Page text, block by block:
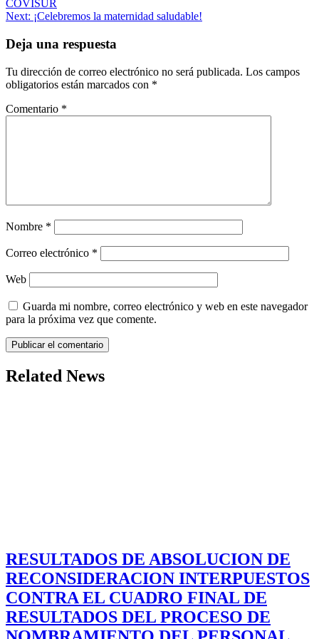
de
COVISUR
Next: ¡Celebremos la maternidad saludable!
Deja una respuesta
Tu dirección de correo electrónico no será publicada. Los campos
obligatorios están marcados con *
Comentario *
Nombre *
Correo electrónico *
Web
Guarda mi nombre, correo electrónico y web en este navegador
para la próxima vez que comente.
Related News
RESULTADOS DE ABSOLUCION DE
RECONSIDERACION INTERPUESTOS
CONTRA EL CUADRO FINAL DE
RESULTADOS DEL PROCESO DE